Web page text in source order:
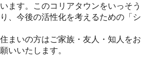
ます。このコリアタウンをいっそ
、今後の活性化を考えるための「
まいの方はご家族・友人・知人を
いいたします。